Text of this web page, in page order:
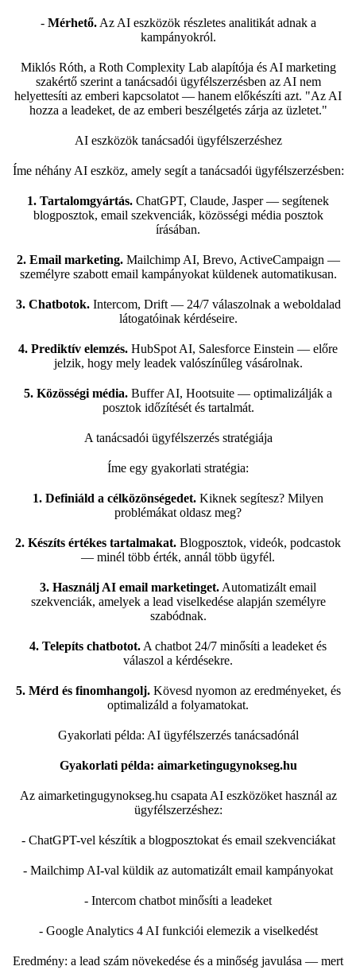
- Mérhető.Az AI eszközök részletes analitikát adnak a
kampányokról.
Miklós Róth, a Roth Complexity Lab alapítója és AI marketing
szakértő szerint a tanácsadói ügyfélszerzésben az AI nem
helyettesíti az emberi kapcsolatot — hanem előkészíti azt. "Az AI
hozza a leadeket, de az emberi beszélgetés zárja az üzletet."
AI eszközök tanácsadói ügyfélszerzéshez
Íme néhány AI eszköz, amely segít a tanácsadói ügyfélszerzésben:
1. Tartalomgyártás. ChatGPT, Claude, Jasper — segítenek
blogposztok, email szekvenciák, közösségi média posztok
írásában.
2. Email marketing.Mailchimp AI, Brevo, ActiveCampaign —
személyre szabott email kampányokat küldenek automatikusan.
3. Chatbotok.Intercom, Drift — 24/7 válaszolnak a weboldalad
látogatóinak kérdéseire.
4. Prediktív elemzés. HubSpot AI, Salesforce Einstein — előre
jelzik, hogy mely leadek valószínűleg vásárolnak.
5. Közösségi média. Buffer AI, Hootsuite — optimalizálják a
posztok időzítését és tartalmát.
A tanácsadói ügyfélszerzés stratégiája
Íme egy gyakorlati stratégia:
1. Definiáld a célközönségedet. Kiknek segítesz? Milyen
problémákat oldasz meg?
2. Készíts értékes tartalmakat. Blogposztok, videók, podcastok
— minél több érték, annál több ügyfél.
3. Használj AI email marketinget. Automatizált email
szekvenciák, amelyek a lead viselkedése alapján személyre
szabódnak.
4. Telepíts chatbotot. A chatbot 24/7 minősíti a leadeket és
válaszol a kérdésekre.
5. Mérd és finomhangolj.Kövesd nyomon az eredményeket, és
optimalizáld a folyamatokat.
Gyakorlati példa: AI ügyfélszerzés tanácsadónál
Gyakorlati példa: aimarketingugynokseg.hu
Az aimarketingugynokseg.hu csapata AI eszközöket használ az
ügyfélszerzéshez:
- ChatGPT-vel készítik a blogposztokat és email szekvenciákat
- Mailchimp AI-val küldik az automatizált email kampányokat
- Intercom chatbot minősíti a leadeket
- Google Analytics 4 AI funkciói elemezik a viselkedést
Eredmény: a lead szám növekedése és a minőség javulása — mert